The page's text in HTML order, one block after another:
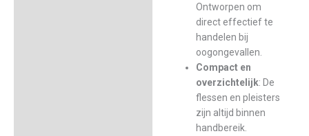
Ontworpen om
direct effectief te
handelen bij
oogongevallen.
Compact en
overzichtelijk: De
flessen en pleisters
zijn altijd binnen
handbereik.